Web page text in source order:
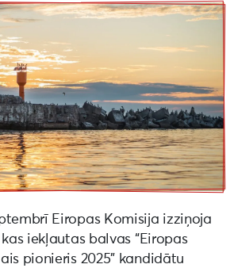
Eiropas Komisija izziņoja
iekļautas balvas “Eiropas
pionieris 2025” kandidātu